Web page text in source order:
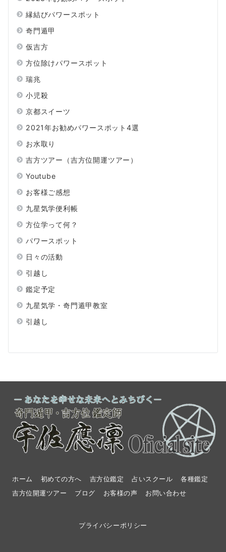
縁結びパワースポット
奇門遁甲
仮吉方
方位除けパワースポット
瑞兆
小児殺
京都スイーツ
2021年お勧めパワースポット4選
お水取り
吉方ツアー（吉方位開運ツアー）
Youtube
お客様ご感想
九星気学便利帳
方位学って何？
パワースポット
日々の活動
引越し
鑑定予定
九星気学・奇門遁甲教室
引越し
ホーム 初めての方へ 吉方位鑑定 占いスクール
各種鑑定
吉方位開運ツアー
ブログ お客様の声 お問い合わせ
プライバシーポリシー